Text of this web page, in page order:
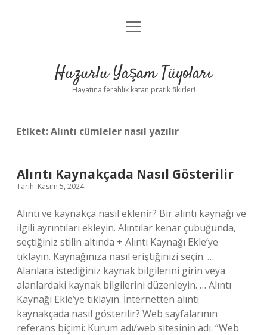
Anasayfa
Yasal Uyarı
menüyü
Huzurlu Yaşam Tüyoları
Hayatına ferahlık katan pratik fikirler!
Etiket:Alıntı cümleler nasıl yazılır
Alıntı Kaynakçada Nasıl Gösterilir
Tarih: Kasım 5, 2024
Alıntı ve kaynakça nasıl eklenir? Bir alıntı kaynağı ve
ilgili ayrıntıları ekleyin. Alıntılar kenar çubuğunda,
seçtiğiniz stilin altında + Alıntı Kaynağı Ekle’ye
tıklayın. Kaynağınıza nasıl eriştiğinizi seçin. …
Alanlara istediğiniz kaynak bilgilerini girin veya
alanlardaki kaynak bilgilerini düzenleyin. … Alıntı
Kaynağı Ekle’ye tıklayın. İnternetten alıntı
kaynakçada nasıl gösterilir? Web sayfalarının
referans biçimi: Kurum adı/web sitesinin adı. “Web